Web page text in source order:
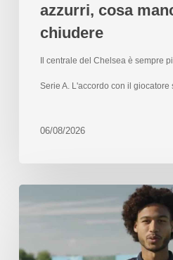
azzurri, cosa
chiudere
Il centrale del Chelsea è sempre
Serie A. L'accordo con il
06/08/2026